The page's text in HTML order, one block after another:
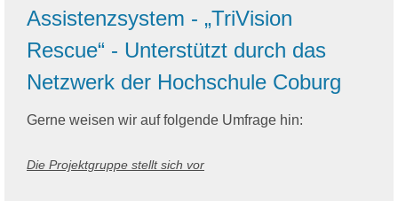
Assistenzsystem - „TriVision
Rescue“ - Unterstützt durch das
Netzwerk der Hochschule Coburg
Gerne weisen wir auf folgende Umfrage hin:
Die Projektgruppe stellt sich vor